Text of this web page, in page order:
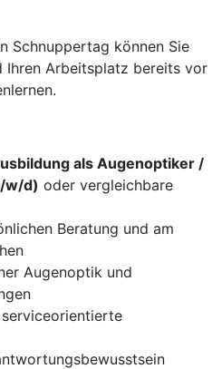
Schnuppertag können Sie
Ihren Arbeitsplatz bereits vor
als Augenoptiker /
w/d) oder vergleichbare
Beratung und am
Augenoptik und